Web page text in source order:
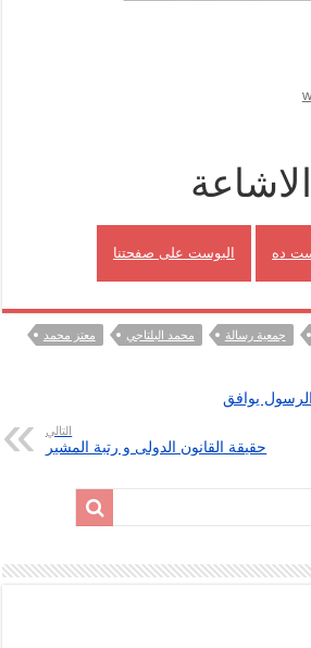
ده البوست على صفحتنا
جمعية رسالة محمد البلتاجي معتز محمد
يوافق
التالي
حقيقة القانون الدولى و رتبة المشير